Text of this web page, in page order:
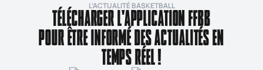
L’ACTUALITÉ BASKETBALL
TÉLÉCHARGER L'APPLICATION FFBB
POUR ÊTRE INFORMÉ DES ACTUALITÉS EN
TEMPS RÉEL !